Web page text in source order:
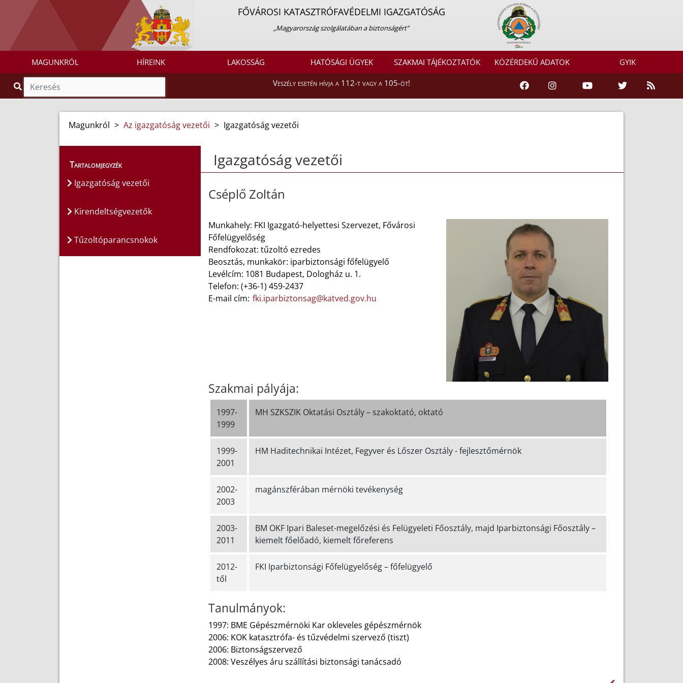
FŐVÁROSI KATASZTRÓFAVÉDELMI IGAZGATÓSÁG
„Magyarország szolgálatában a biztonságért”
MAGUNKRÓL HÍREINK LAKOSSÁG HATÓSÁGI ÜGYEK SZAKMAI TÁJÉKOZTATÓK KÖZÉRDEKŰ ADATOK GYIK
Veszély esetén hívja a 112-t vagy a 105-öt!
Magunkról > Az igazgatóság vezetői > Igazgatóság vezetői
Tartalomjegyzék
Igazgatóság vezetői
Kirendeltségvezetők
Tűzoltóparancsnokok
Igazgatóság vezetői
Cséplő Zoltán
Munkahely: FKI Igazgató-helyettesi Szervezet, Fővárosi
Főfelügyelőség
Rendfokozat: tűzoltó ezredes
Beosztás, munkakör: iparbiztonsági főfelügyelő
Levélcím: 1081 Budapest, Dologház u. 1.
Telefon: (+36-1) 459-2437
E-mail cím: fki.iparbiztonsag@katved.gov.hu
Szakmai pályája:
1997-
1999
MH SZKSZIK Oktatási Osztály – szakoktató, oktató
1999-
2001
HM Haditechnikai Intézet, Fegyver és Lőszer Osztály - fejlesztőmérnök
2002-
2003
magánszférában mérnöki tevékenység
2003-
2011
BM OKF Ipari Baleset-megelőzési és Felügyeleti Főosztály, majd Iparbiztonsági Főosztály –
kiemelt főelőadó, kiemelt főreferens
2012-
től
FKI Iparbiztonsági Főfelügyelőség – főfelügyelő
Tanulmányok:
1997: BME Gépészmérnöki Kar okleveles gépészmérnök
2006: KOK katasztrófa- és tűzvédelmi szervező (tiszt)
2006: Biztonságszervező
2008: Veszélyes áru szállítási biztonsági tanácsadó